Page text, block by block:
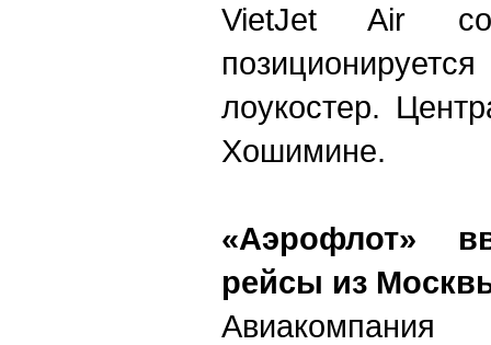
VietJet Air
лоукостер.
Хошимине.
«Аэрофлот»
рейсы из